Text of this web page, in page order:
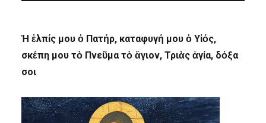
Ἡ ἐλπίς μου ὁ Πατήρ, καταφυγή μου ὁ Υἱός,
σκέπη μου τὸ Πνεῦμα τὸ ἅγιον, Τριὰς ἁγία, δόξα
σοι